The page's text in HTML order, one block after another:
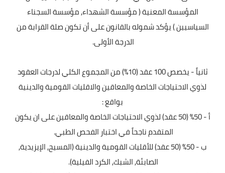
المؤسسة المعنية ( مؤسسة الشهداء, مؤسسة السجناء
السياسيين ) يؤكد شموله بالقانون على أن تكون صلة القرابة من
الدرجة الأولى.
ثانياً - يخصص 100 عقد (10%) من المجموع الكلي لدرجات العقود
لذوي الاحتياجات الخاصة والمعاقين والاقليات القومية والدينية
بواقع :
أ - 50% (50 عقد) لذوي الاحتياجات الخاصة والمعاقين على ان يكون
المتقدم ناجحاً في اختبار الفحص الطبي.
ب - 50% (50 عقد) للأقليات القومية والدينية (المسيح, الإيزيدية,
الصابئة, الشبك, الكرد الفيلية).